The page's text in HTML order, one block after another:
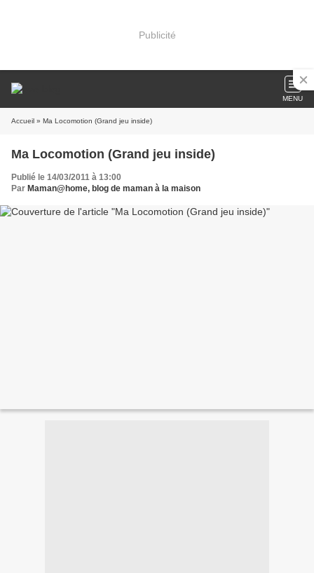
Publicité
MENU
Accueil » Ma Locomotion (Grand jeu inside)
Ma Locomotion (Grand jeu inside)
Publié le 14/03/2011 à 13:00
Par Maman@home, blog de maman à la maison